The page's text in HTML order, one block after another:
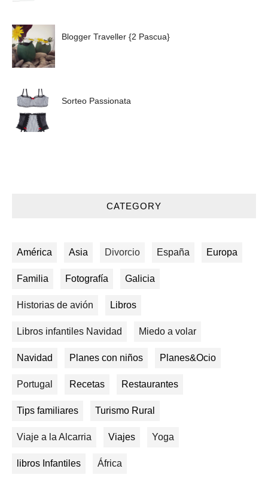
Blogger Traveller {2 Pascua}
Sorteo Passionata
CATEGORY
América Asia Divorcio España Europa
Familia Fotografía Galicia
Historias de avión Libros
Libros infantiles Navidad Miedo a volar
Navidad Planes con niños Planes&Ocio
Portugal Recetas Restaurantes
Tips familiares Turismo Rural
Viaje a la Alcarria Viajes Yoga
libros Infantiles África